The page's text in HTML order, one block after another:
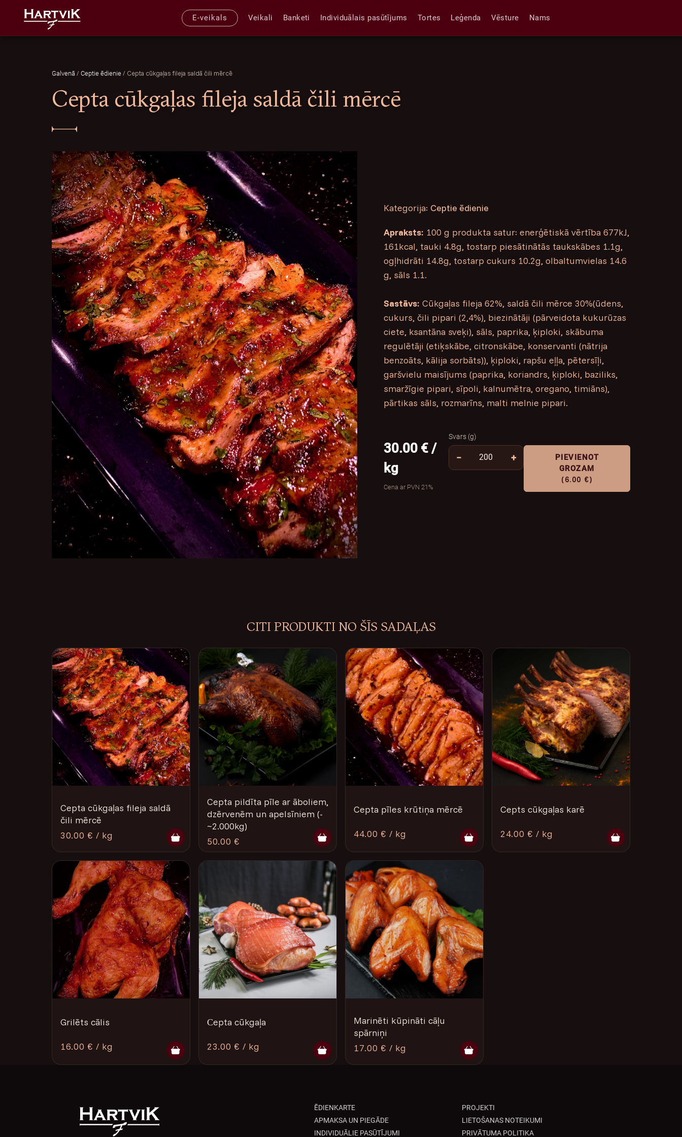
E-veikals Veikali Banketi Individuālais pasūtījums Tortes Leģenda Vēsture Nams
Galvenā / Ceptie ēdienie / Cepta cūkgaļas fileja saldā čili mērcē
Cepta cūkgaļas fileja saldā čili mērcē
Kategorija: Ceptie ēdienie
Apraksts: 100 g produkta satur: enerģētiskā vērtība 677kJ,
161kcal, tauki 4.8g, tostarp piesātinātās taukskābes 1.1g,
ogļhidrāti 14.8g, tostarp cukurs 10.2g, olbaltumvielas 14.6
g, sāls 1.1.
Sastāvs: Cūkgaļas fileja 62%, saldā čili mērce 30%(ūdens,
cukurs, čili pipari (2,4%), biezinātāji (pārveidota kukurūzas
ciete, ksantāna sveķi), sāls, paprika, ķiploki, skābuma
regulētāji (etiķskābe, citronskābe, konservanti (nātrija
benzoāts, kālija sorbāts)), ķiploki, rapšu eļļa, pētersīļi,
garšvielu maisījums (paprika, koriandrs, ķiploki, baziliks,
smaržīgie pipari, sīpoli, kalnumētra, oregano, timiāns),
pārtikas sāls, rozmarīns, malti melnie pipari.
30.00 € /
kg
Cena ar PVN 21%
Svars (g)
− +
PIEVIENOT
GROZAM
(6.00 €)
CITI PRODUKTI NO ŠĪS SADAĻAS
Cepta cūkgaļas fileja saldā
čili mērcē
30.00 € / kg
Cepta pildīta pīle ar āboliem,
dzērvenēm un apelsīniem (­­
~2.000kg)
50.00 €
Cepta pīles krūtiņa mērcē
44.00 € / kg
Cepts cūkgaļas karē
24.00 € / kg
Grilēts cālis
16.00 € / kg
Сepta cūkgaļa
23.00 € / kg
Marinēti kūpināti cāļu
spārniņi
17.00 € / kg
ĒDIENKARTE
APMAKSA UN PIEGĀDE
INDIVIDUĀLIE PASŪTĪJUMI
PROJEKTI
LIETOŠANAS NOTEIKUMI
PRIVĀTUMA POLITIKA